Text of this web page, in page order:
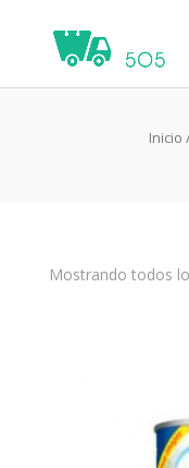
Inicio
Mostrando todos